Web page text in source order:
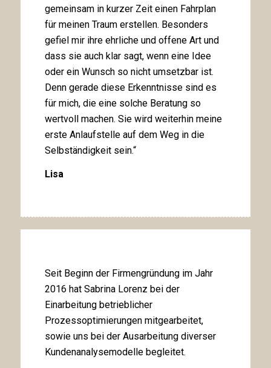
gemeinsam in kurzer Zeit einen Fahrplan
für meinen Traum erstellen. Besonders
gefiel mir ihre ehrliche und offene Art und
dass sie auch klar sagt, wenn eine Idee
oder ein Wunsch so nicht umsetzbar ist.
Denn gerade diese Erkenntnisse sind es
für mich, die eine solche Beratung so
wertvoll machen. Sie wird weiterhin meine
erste Anlaufstelle auf dem Weg in die
Selbständigkeit sein.“
Lisa
Seit Beginn der Firmengründung im Jahr
2016 hat Sabrina Lorenz bei der
Einarbeitung betrieblicher
Prozessoptimierungen mitgearbeitet,
sowie uns bei der Ausarbeitung diverser
Kundenanalysemodelle begleitet.